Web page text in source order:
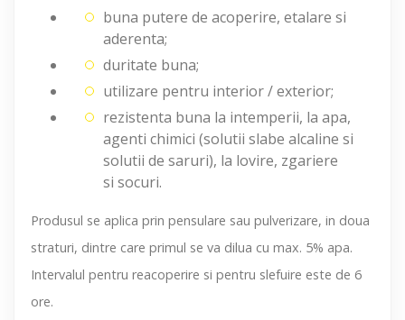
buna putere de acoperire, etalare si
aderenta;
duritate buna;
utilizare pentru interior / exterior;
rezistenta buna la intemperii, la apa,
agenti chimici (solutii slabe alcaline si
solutii de saruri), la lovire, zgariere
si socuri.
Produsul se aplica prin pensulare sau pulverizare, in doua
straturi, dintre care primul se va dilua cu max. 5% apa.
Intervalul pentru reacoperire si pentru slefuire este de 6
ore.